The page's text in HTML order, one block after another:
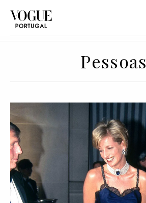
Pessoas